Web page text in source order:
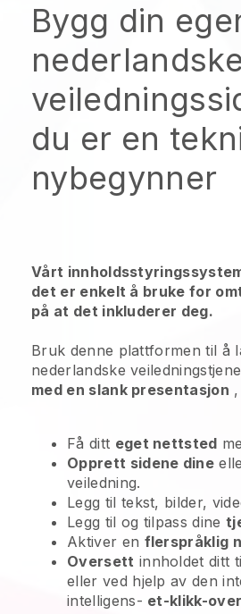
Bygg din
du er en
nybegynner
Vårt
det er enkelt å bruke for
på at det inkluderer deg.
Bruk denne plattformen til å
nederlandske
med en slank presentasjon
Få ditt eget nettsted
Opprett sidene dine
veiledning.
Legg til tekst, bilder,
Legg til og tilpass dine
Aktiver en flerspråklig
Oversett innholdet ditt
eller ved hjelp av den
intelligens- et-klikk-